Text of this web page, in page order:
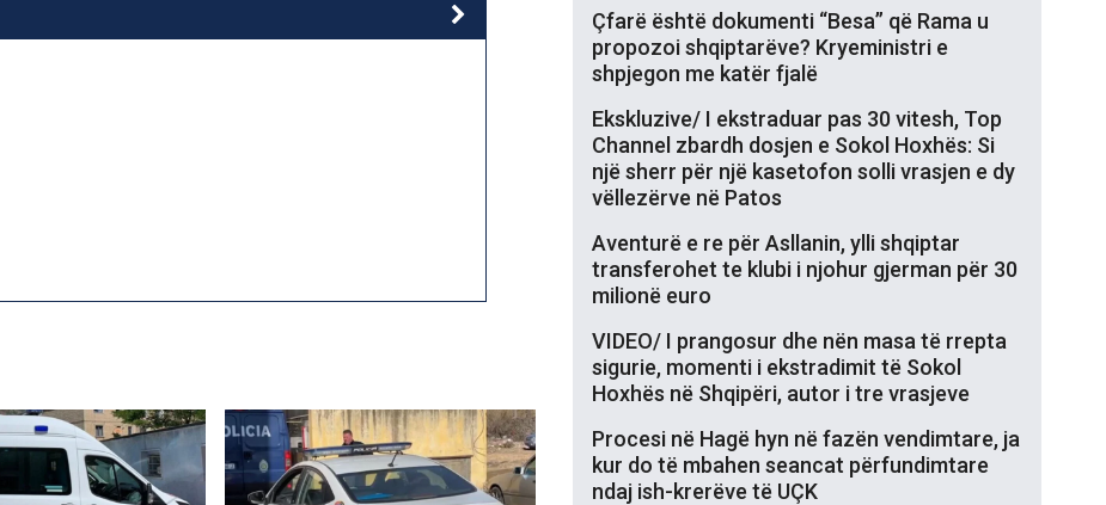
Çfarë është dokumenti “Besa” që Rama u
propozoi shqiptarëve? Kryeministri e
shpjegon me katër fjalë
Ekskluzive/ I ekstraduar pas 30 vitesh, Top
Channel zbardh dosjen e Sokol Hoxhës: Si
një sherr për një kasetofon solli vrasjen e dy
vëllezërve në Patos
Aventurë e re për Asllanin, ylli shqiptar
transferohet te klubi i njohur gjerman për 30
milionë euro
VIDEO/ I prangosur dhe nën masa të rrepta
sigurie, momenti i ekstradimit të Sokol
Hoxhës në Shqipëri, autor i tre vrasjeve
Procesi në Hagë hyn në fazën vendimtare, ja
kur do të mbahen seancat përfundimtare
ndaj ish-krerëve të UÇK